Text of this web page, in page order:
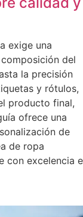
exige una
del
la precisión
y rótulos,
producto final,
ofrece una
de
de ropa
con excelencia e